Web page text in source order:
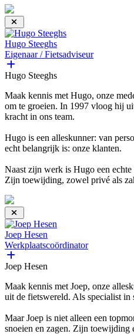
Hugo Steeghs
Eigenaar / Fietsadviseur
Hugo Steeghs
Maak kennis met Hugo, onze
om te groeien. In 1997 vloog hij
kracht in ons team.
Hugo is een alleskunner: van
echt belangrijk is: onze klanten.
Naast zijn werk is Hugo een
Zijn toewijding, zowel privé als
Joep Hesen
Werkplaatscoördinator
Joep Hesen
Maak kennis met Joep, onze
uit de fietswereld. Als specialist in
Maar Joep is niet alleen een
snoeien en zagen. Zijn toewijding